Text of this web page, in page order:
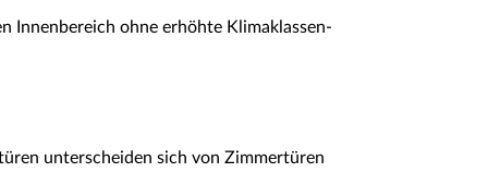
Innenbereich ohne erhöhte Klimaklassen-
unterscheiden sich von Zimmertüren